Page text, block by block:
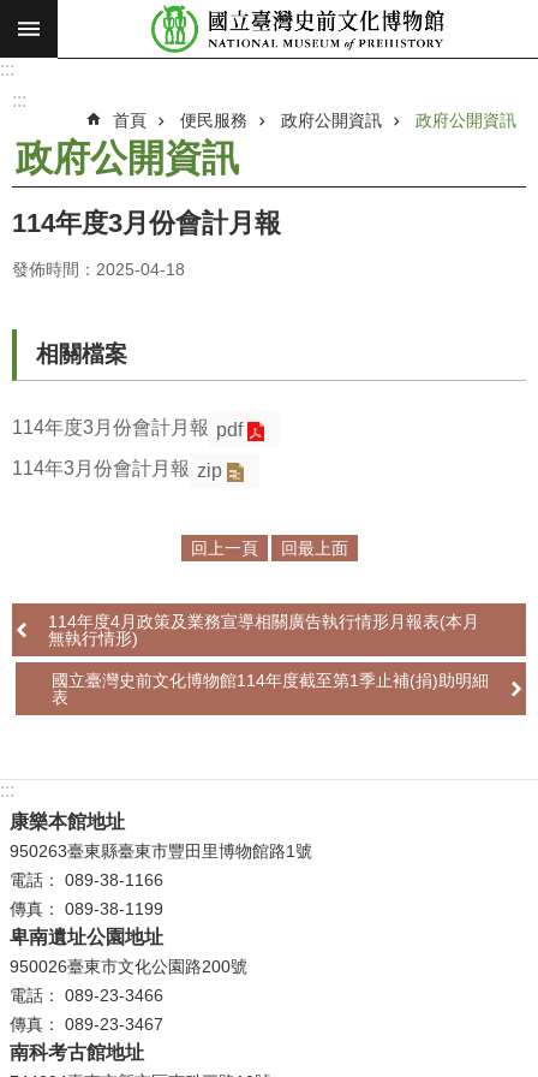
跳到主要內容區塊
搜
願
使
命
消
觀
探
索
認
我
便
民
服
務
性
別
平
:::
:::
首頁 便民服務 政府公開資訊 政府公開資訊
政府公開資訊
114年度3月份會計月報
發佈時間：2025-04-18
相關檔案
114年度3月份會計月報 pdf
114年3月份會計月報 zip
回上一頁 回最上面
114年度4月政策及業務宣導相關廣告執行情形月報表(本月
無執行情形)
國立臺灣史前文化博物館114年度截至第1季止補(捐)助明細
表
:::
康樂本館地址
950263臺東縣臺東市豐田里博物館路1號
電話： 089-38-1166
傳真： 089-38-1199
卑南遺址公園地址
950026臺東市文化公園路200號
電話： 089-23-3466
傳真： 089-23-3467
南科考古館地址